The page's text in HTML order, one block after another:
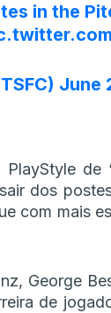
in the
June
de
dos
com mais
George
de